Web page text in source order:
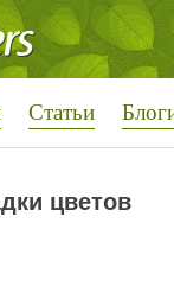
Статьи
цветов